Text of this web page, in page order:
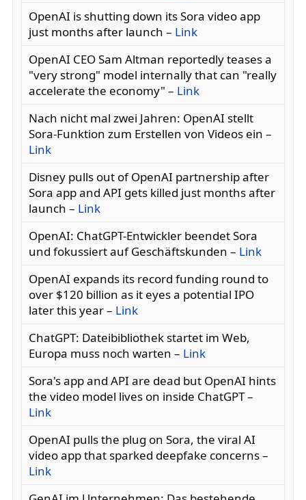
OpenAI is shutting down its Sora video app
just months after launch – Link
OpenAI CEO Sam Altman reportedly teases a
"very strong" model internally that can "really
accelerate the economy" – Link
Nach nicht mal zwei Jahren: OpenAI stellt
Sora-Funktion zum Erstellen von Videos ein –
Link
Disney pulls out of OpenAI partnership after
Sora app and API gets killed just months after
launch – Link
OpenAI: ChatGPT-Entwickler beendet Sora
und fokussiert auf Geschäftskunden – Link
OpenAI expands its record funding round to
over $120 billion as it eyes a potential IPO
later this year – Link
ChatGPT: Dateibibliothek startet im Web,
Europa muss noch warten – Link
Sora's app and API are dead but OpenAI hints
the video model lives on inside ChatGPT –
Link
OpenAI pulls the plug on Sora, the viral AI
video app that sparked deepfake concerns –
Link